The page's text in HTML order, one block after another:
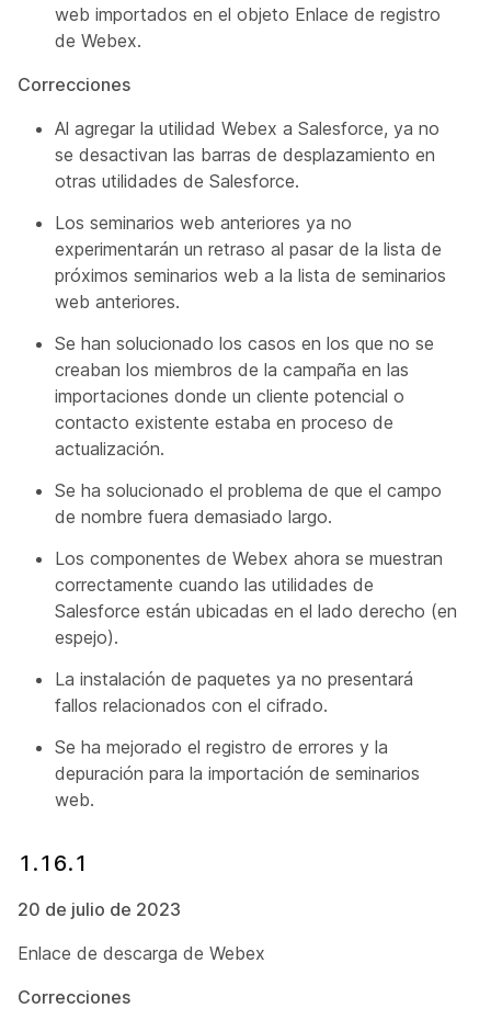
web importados en el objeto Enlace de registro
de Webex.
Correcciones
Al agregar la utilidad Webex a Salesforce, ya no
se desactivan las barras de desplazamiento en
otras utilidades de Salesforce.
Los seminarios web anteriores ya no
experimentarán un retraso al pasar de la lista de
próximos seminarios web a la lista de seminarios
web anteriores.
Se han solucionado los casos en los que no se
creaban los miembros de la campaña en las
importaciones donde un cliente potencial o
contacto existente estaba en proceso de
actualización.
Se ha solucionado el problema de que el campo
de nombre fuera demasiado largo.
Los componentes de Webex ahora se muestran
correctamente cuando las utilidades de
Salesforce están ubicadas en el lado derecho (en
espejo).
La instalación de paquetes ya no presentará
fallos relacionados con el cifrado.
Se ha mejorado el registro de errores y la
depuración para la importación de seminarios
web.
1.16.1
20 de julio de 2023
Enlace de descarga de Webex
Correcciones